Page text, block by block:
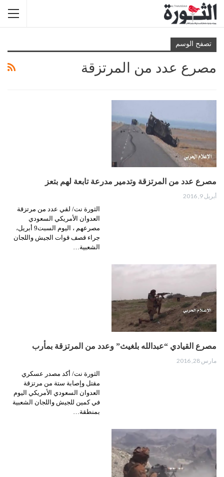
تصفح الوسم
مصرع عدد من المرتزقة
مصرع عدد من المرتزقة وتدمير مدرعة تابعة لهم بتعز
أبريل 9, 2016
الثورة نت/ لقي عدد من مرتزقة
العدوان الأمريكي السعودي
مصرعهم ، اليوم السبت9 أبريل،
جراء قصف قوات الجيش واللجان
الشعبية…
مصرع القيادي “عبدالله بلغيث” وعدد من المرتزقة بمأرب
مارس 28, 2016
الثورة نت/ أكد مصدر عسكري
مقتل وإصابة ستة من مرتزقة
العدوان السعودي الأمريكي اليوم
في كمين للجيش واللجان الشعبية
بمنطقة…